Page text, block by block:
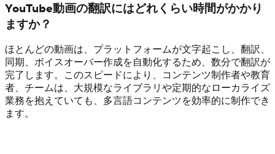
YouTube動画の翻訳にはどれくらい時間がかかり
ますか？
ほとんどの動画は、プラットフォームが文字起こし、翻訳、
同期、ボイスオーバー作成を自動化するため、数分で翻訳が
完了します。このスピードにより、コンテンツ制作者や教育
者、チームは、大規模なライブラリや定期的なローカライズ
業務を抱えていても、多言語コンテンツを効率的に制作でき
ます。